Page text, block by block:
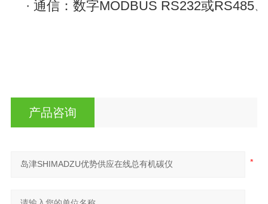
· 通信：数字MODBUS RS232或RS485
产品咨询